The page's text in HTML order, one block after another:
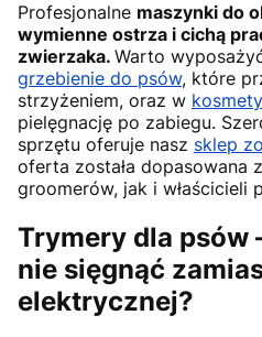
Profesjonalne maszynki do
wymienne ostrza i cichą
zwierzaka. Warto
grzebienie do psów, które
strzyżeniem, oraz w
pielęgnację po zabiegu.
sprzętu oferuje nasz sklep
oferta została dopasowana
groomerów, jak i właścicieli
Trymery dla psów
nie sięgnąć
elektrycznej?